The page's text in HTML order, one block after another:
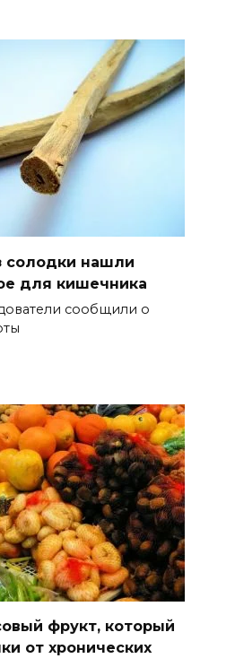
солодки нашли
для кишечника
сообщили о
фрукт, который
от хронических